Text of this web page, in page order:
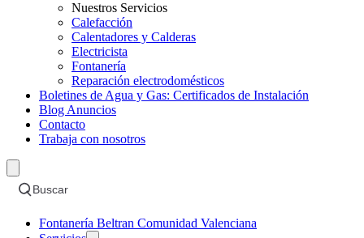
Nuestros Servicios
Calefacción
Calentadores y Calderas
Electricista
Fontanería
Reparación electrodomésticos
Boletines de Agua y Gas: Certificados de Instalación
Blog Anuncios
Contacto
Trabaja con nosotros
Buscar
Fontanería Beltran Comunidad Valenciana